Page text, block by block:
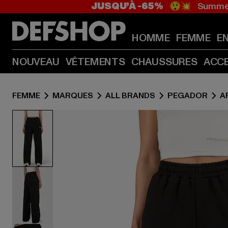
JUSQU’À -65% 😲💥
HOMME FEMME
NOUVEAU VÊTEMENTS CHAUSSURES
FEMME MARQUES ALL BRANDS PEGADOR